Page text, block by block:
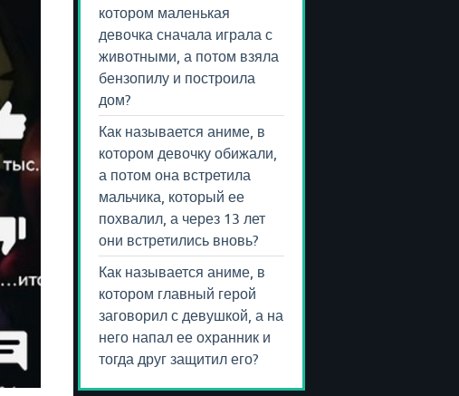
котором маленькая
девочка сначала играла с
животными, а потом взяла
бензопилу и построила
дом?
Как называется аниме, в
котором девочку обижали,
а потом она встретила
мальчика, который ее
похвалил, а через 13 лет
они встретились вновь?
Как называется аниме, в
котором главный герой
заговорил с девушкой, а на
него напал ее охранник и
тогда друг защитил его?